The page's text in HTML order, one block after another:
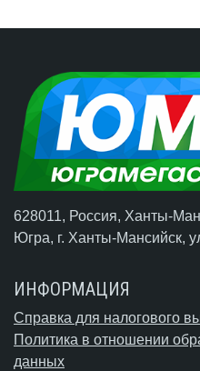
628011, Россия, Ханты-
Югра, г. Ханты-Мансийск,
ИНФОРМАЦИЯ
Справка для налогового
Политика в отношении
данных